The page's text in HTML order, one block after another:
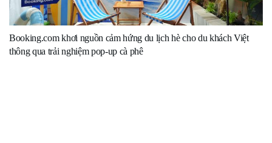
Booking.com khơi nguồn cảm hứng du lịch hè cho du khách Việt
thông qua trải nghiệm pop-up cà phê